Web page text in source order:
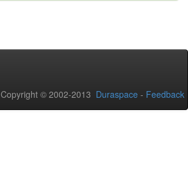
Copyright © 2002-2013 Duraspace - Feedback